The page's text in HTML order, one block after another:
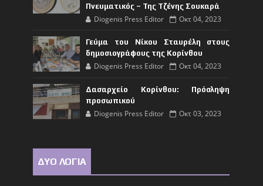
Πνευματικός – Της Τζένης Σουκαρά
Diogenis Press Editor Οκτ 04, 2023
Γεύμα του Νίκου Σταυρέλη στους
δημοσιογράφους της Κορίνθου
Diogenis Press Editor Οκτ 04, 2023
Δασαρχείο Κορίνθου: Πρόσληψη
προσωπικού
Diogenis Press Editor Οκτ 03, 2023
ΔΥΟ ΛΟΓΙΑ